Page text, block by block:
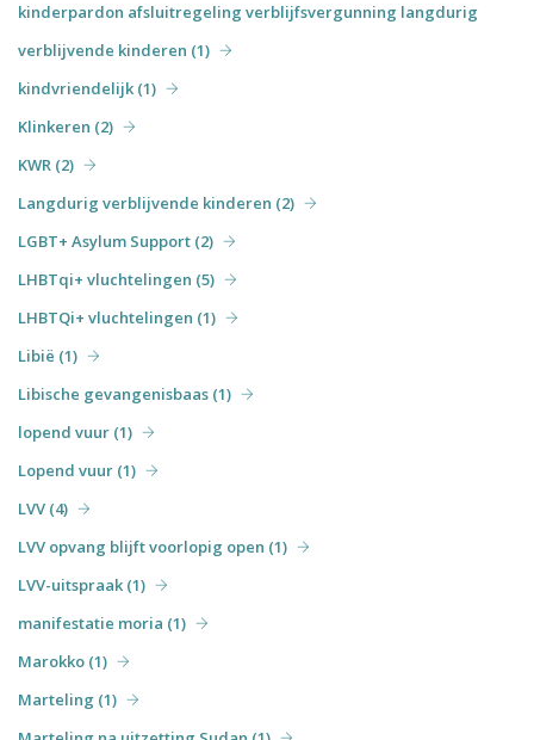
kinderpardon afsluitregeling verblijfsvergunning langdurig
verblijvende kinderen (1)
kindvriendelijk (1)
Klinkeren (2)
KWR (2)
Langdurig verblijvende kinderen (2)
LGBT+ Asylum Support (2)
LHBTqi+ vluchtelingen (5)
LHBTQi+ vluchtelingen (1)
Libië (1)
Libische gevangenisbaas (1)
lopend vuur (1)
Lopend vuur (1)
LVV (4)
LVV opvang blijft voorlopig open (1)
LVV-uitspraak (1)
manifestatie moria (1)
Marokko (1)
Marteling (1)